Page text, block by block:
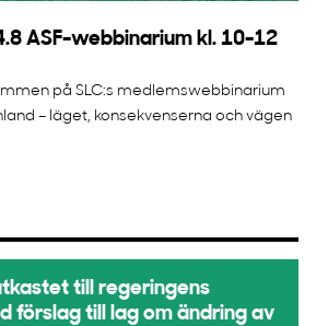
ASF-webbinarium kl. 10-12
på SLC:s medlemswebbinarium
– läget, konsekvenserna och vägen
till regeringens
förslag till lag om ändring av